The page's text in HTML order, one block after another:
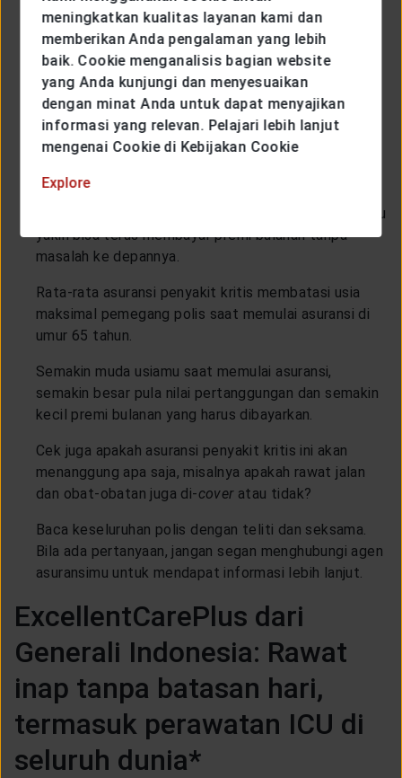
pertanggungan dan jenis-jenis spesifiknya.
Cek histori penyakit keturunan di keluargamu.
Informasi ini biasanya akan diminta oleh pihak
asuransi.
Bila memungkinkan, ambil gabungan asuransi
kesehatan dan asuransi jiwa, dengan tambahan
pertanggungan penyakit kritis.
Ambil polis yang harganya masuk akal, sehingga kamu
yakin bisa terus membayar premi bulanan tanpa
masalah ke depannya.
Rata-rata asuransi penyakit kritis membatasi usia
maksimal pemegang polis saat memulai asuransi di
umur 65 tahun.
Semakin muda usiamu saat memulai asuransi,
semakin besar pula nilai pertanggungan dan semakin
kecil premi bulanan yang harus dibayarkan.
Cek juga apakah asuransi penyakit kritis ini akan
menanggung apa saja, misalnya apakah rawat jalan
dan obat-obatan juga di-coveratau tidak?
Baca keseluruhan polis dengan teliti dan seksama.
Bila ada pertanyaan, jangan segan menghubungi agen
asuransimu untuk mendapat informasi lebih lanjut.
ExcellentCarePlus dari
Generali Indonesia: Rawat
inap tanpa batasan hari,
termasuk perawatan ICU di
seluruh dunia*
meningkatkan kualitas layanan kami dan
memberikan Anda pengalaman yang lebih
baik. Cookie menganalisis bagian website
yang Anda kunjungi dan menyesuaikan
dengan minat Anda untuk dapat menyajikan
informasi yang relevan. Pelajari lebih lanjut
mengenai Cookie di Kebijakan Cookie
Explore